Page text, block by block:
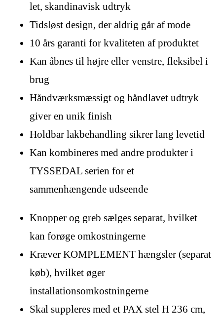
let, skandinavisk udtryk
Tidsløst design, der aldrig går af mode
10 års garanti for kvaliteten af produktet
Kan åbnes til højre eller venstre, fleksibel i
brug
Håndværksmæssigt og håndlavet udtryk
giver en unik finish
Holdbar lakbehandling sikrer lang levetid
Kan kombineres med andre produkter i
TYSSEDAL serien for et
sammenhængende udseende
Knopper og greb sælges separat, hvilket
kan forøge omkostningerne
Kræver KOMPLEMENT hængsler (separat
køb), hvilket øger
installationsomkostningerne
Skal suppleres med et PAX stel H 236 cm,